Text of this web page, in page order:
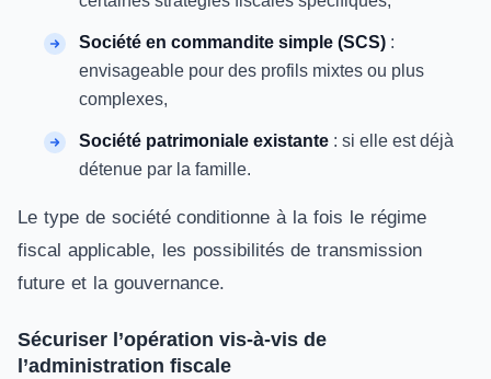
Société en commandite simple (SCS) :
envisageable pour des profils mixtes ou plus
complexes,
Société patrimoniale existante : si elle est déjà
détenue par la famille.
Le type de société conditionne à la fois le régime
fiscal applicable, les possibilités de transmission
future et la gouvernance.
Sécuriser l’opération vis-à-vis de
l’administration fiscale